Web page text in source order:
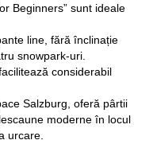
Beginners” sunt ideale
line, fără înclinație
snowpark-uri.
considerabil
Salzburg, oferă pârtii
moderne în locul
urcare.